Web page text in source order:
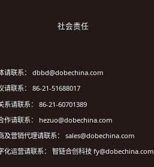
社会责任
请联系： dbbd@dobechina.com
请联系： 86-21-51688017
系请联系： 86-21-60701389
作请联系： hezuo@dobechina.com
及营销代理请联系： sales@dobechina.com
化运营请联系： 智链合创科技 fy@dobechina.com